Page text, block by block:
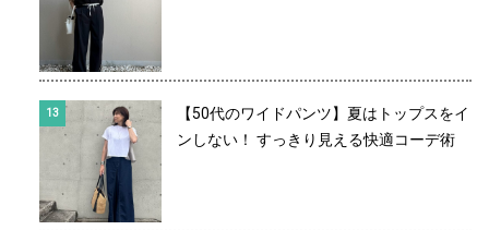
【50代のワイドパンツ】夏はトップスをイ
ンしない！ すっきり見える快適コーデ術